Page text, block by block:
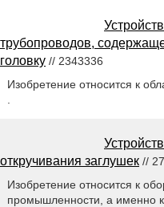
трубопроводов,
головку // 2343336
Изобретение относится к
откручивания заглушек //
Изобретение относится к
промышленности, а именно